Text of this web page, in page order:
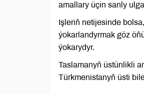
amallary üçin sanly
Işleriň netijesinde
ýokarlandyrmak göz
ýokarydyr.
Taslamanyň üstünlikli
Türkmenistanyň üsti